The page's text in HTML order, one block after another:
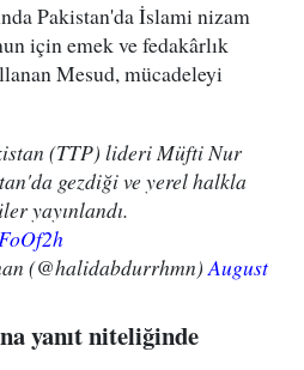
Pakistan'da İslami nizam
için emek ve fedakârlık
Mesud, mücadeleyi
(TTP) lideri Müfti Nur
gezdiği ve yerel halkla
yayınlandı.
(@halidabdurrhmn)August
yanıt niteliğinde